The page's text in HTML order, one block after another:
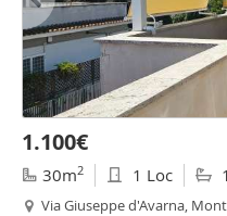
1.100€
30m2 1 Loc
Via Giuseppe d'Avarna,